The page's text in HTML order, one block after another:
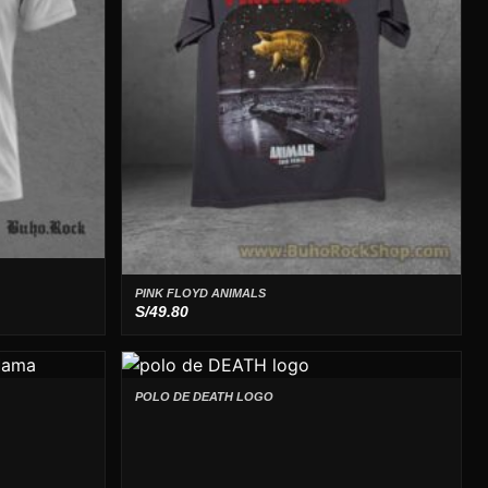
PINK FLOYD ANIMALS
S/49.80
POLO DE DEATH LOGO